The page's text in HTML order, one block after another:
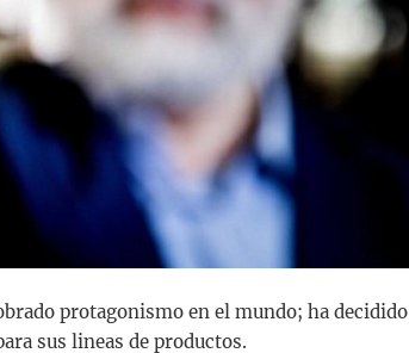
protagonismo en el mundo; ha decidido
sus lineas de productos.